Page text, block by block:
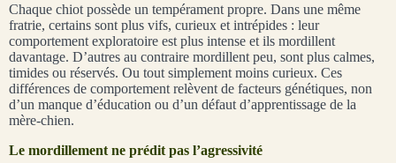
Chaque chiot possède un tempérament propre. Dans une même
fratrie, certains sont plus vifs, curieux et intrépides : leur
comportement exploratoire est plus intense et ils mordillent
davantage. D’autres au contraire mordillent peu, sont plus calmes,
timides ou réservés. Ou tout simplement moins curieux. Ces
différences de comportement relèvent de facteurs génétiques, non
d’un manque d’éducation ou d’un défaut d’apprentissage de la
mère-chien.
Le mordillement ne prédit pas l’agressivité